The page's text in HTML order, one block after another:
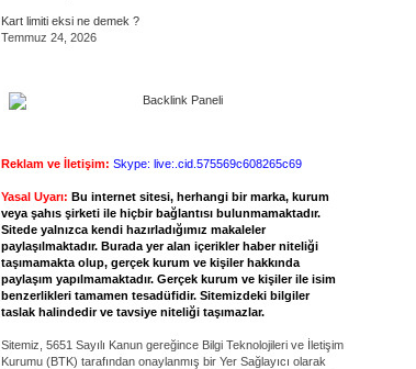
Kart limiti eksi ne demek ?
Temmuz 24, 2026
Reklam ve İletişim: Skype: live:.cid.575569c608265c69
Yasal Uyarı: Bu internet sitesi, herhangi bir marka, kurum
veya şahıs şirketi ile hiçbir bağlantısı bulunmamaktadır.
Sitede yalnızca kendi hazırladığımız makaleler
paylaşılmaktadır. Burada yer alan içerikler haber niteliği
taşımamakta olup, gerçek kurum ve kişiler hakkında
paylaşım yapılmamaktadır. Gerçek kurum ve kişiler ile isim
benzerlikleri tamamen tesadüfidir. Sitemizdeki bilgiler
taslak halindedir ve tavsiye niteliği taşımazlar.
Sitemiz, 5651 Sayılı Kanun gereğince Bilgi Teknolojileri ve İletişim
Kurumu (BTK) tarafından onaylanmış bir Yer Sağlayıcı olarak